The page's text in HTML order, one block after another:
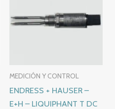
MEDICIÓN Y CONTROL
ENDRESS + HAUSER –
E+H – LIQUIPHANT T DC